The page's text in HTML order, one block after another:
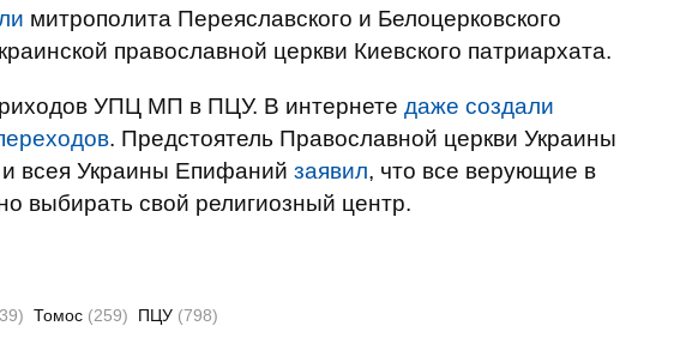
митрополита Переяславского и Белоцерковского
православной церкви Киевского патриархата.
УПЦ МП в ПЦУ. В интернете даже создали
. Предстоятель Православной церкви Украины
всея Украины Епифаний заявил, что все верующие в
выбирать свой религиозный центр.
Томос (259) ПЦУ (798)